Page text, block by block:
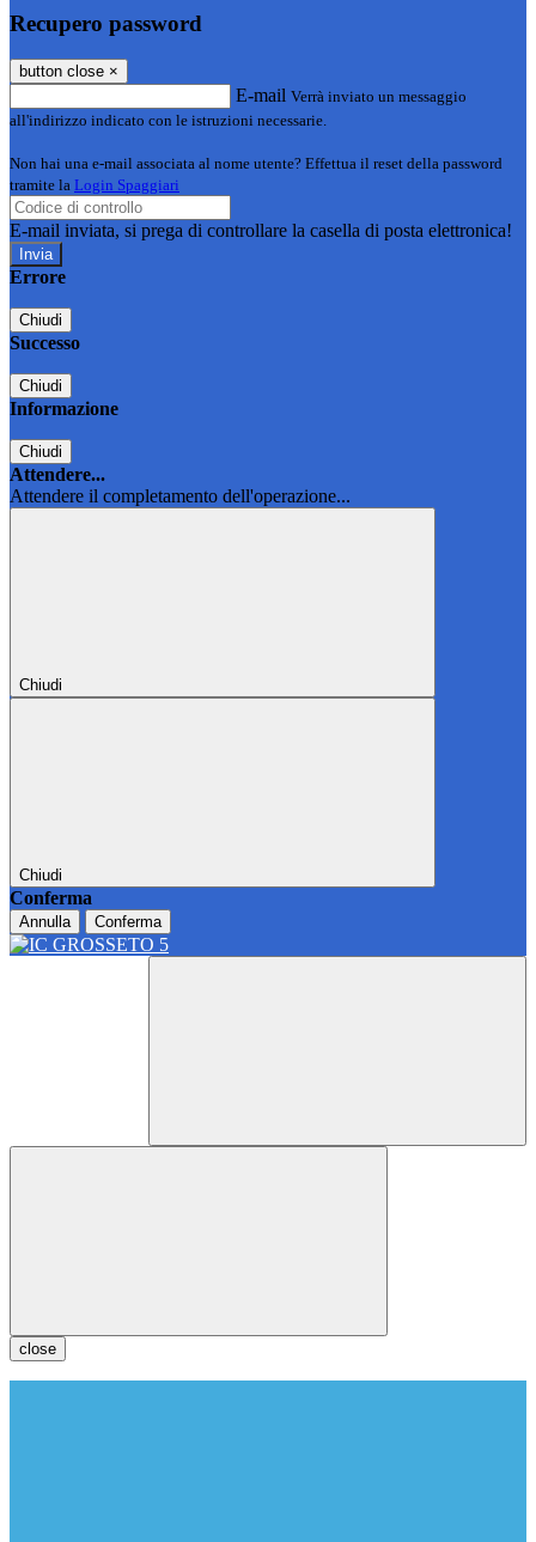
Recupero password
button close ×
E-mail Verrà inviato un messaggio
all'indirizzo indicato con le istruzioni necessarie.
Non hai una e-mail associata al nome utente? Effettua il reset della password
tramite la Login Spaggiari
E-mail inviata, si prega di controllare la casella di posta elettronica!
Errore
Chiudi
Successo
Chiudi
Informazione
Chiudi
Attendere...
Attendere il completamento dell'operazione...
Chiudi
Chiudi
Conferma
Annulla Conferma
close